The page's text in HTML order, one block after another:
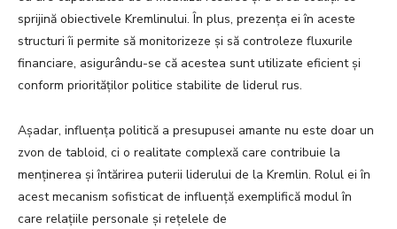
sprijină obiectivele Kremlinului. În plus, prezența ei în aceste
structuri îi permite să monitorizeze și să controleze fluxurile
financiare, asigurându-se că acestea sunt utilizate eficient și
conform priorităților politice stabilite de liderul rus.
Așadar, influența politică a presupusei amante nu este doar un
zvon de tabloid, ci o realitate complexă care contribuie la
menținerea și întărirea puterii liderului de la Kremlin. Rolul ei în
acest mecanism sofisticat de influență exemplifică modul în
care relațiile personale și rețelele de